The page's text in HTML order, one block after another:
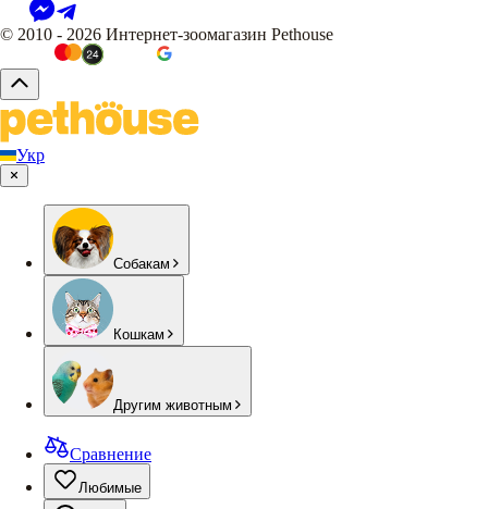
© 2010 - 2026 Интернет-зоомагазин Pethouse
Укр
Собакам
Кошкам
Другим животным
Сравнение
Любимые